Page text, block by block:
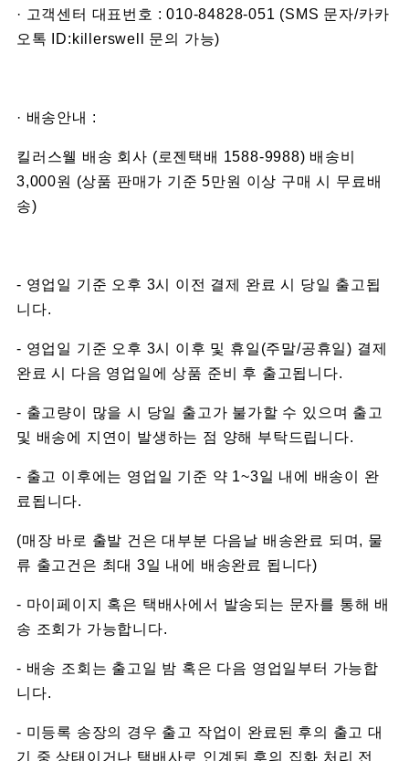
· 고객센터 대표번호 : 010-84828-051 (SMS 문자/카카
오톡 ID:killerswell 문의 가능)
· 배송안내 :
킬러스웰 배송 회사 (로젠택배 1588-9988) 배송비
3,000원 (상품 판매가 기준 5만원 이상 구매 시 무료배
송)
- 영업일 기준 오후 3시 이전 결제 완료 시 당일 출고됩
니다.
- 영업일 기준 오후 3시 이후 및 휴일(주말/공휴일) 결제
완료 시 다음 영업일에 상품 준비 후 출고됩니다.
- 출고량이 많을 시 당일 출고가 불가할 수 있으며 출고
및 배송에 지연이 발생하는 점 양해 부탁드립니다.
- 출고 이후에는 영업일 기준 약 1~3일 내에 배송이 완
료됩니다.
(매장 바로 출발 건은 대부분 다음날 배송완료 되며, 물
류 출고건은 최대 3일 내에 배송완료 됩니다)
- 마이페이지 혹은 택배사에서 발송되는 문자를 통해 배
송 조회가 가능합니다.
- 배송 조회는 출고일 밤 혹은 다음 영업일부터 가능합
니다.
- 미등록 송장의 경우 출고 작업이 완료된 후의 출고 대
기 중 상태이거나 택배사로 인계된 후의 집화 처리 전